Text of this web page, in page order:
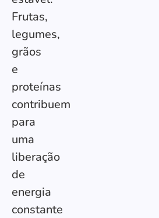
Frutas,
legumes,
grãos
e
proteínas
contribuem
para
uma
liberação
de
energia
constante